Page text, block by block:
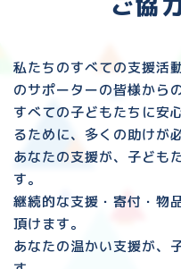
ご協
私たちのすべての支援活
のサポーターの皆様から
すべての子どもたちに安
るために、多くの助けが
あなたの支援が、子ども
す。
継続的な支援・寄付・物
頂けます。
あなたの温かい支援が、